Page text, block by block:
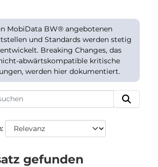
MobiData BW® angebotenen
und Standards werden stetig
Breaking Changes, das
abwärtskompatible kritische
werden hier dokumentiert.
gefunden